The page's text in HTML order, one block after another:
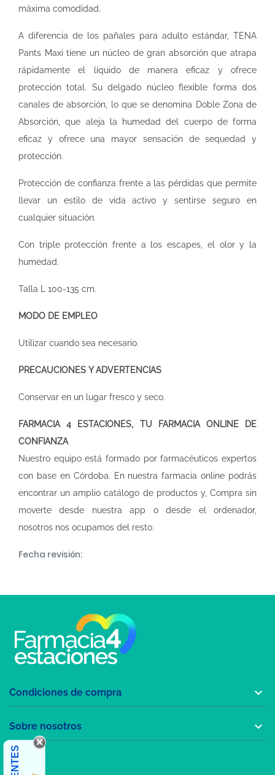
máxima comodidad.
A diferencia de los pañales para adulto estándar, TENA
Pants Maxi tiene un núcleo de gran absorción que atrapa
rápidamente el líquido de manera eficaz y ofrece
protección total. Su delgado núcleo flexible forma dos
canales de absorción, lo que se denomina Doble Zona de
Absorción, que aleja la humedad del cuerpo de forma
eficaz y ofrece una mayor sensación de sequedad y
protección.
Protección de confianza frente a las pérdidas que permite
llevar un estilo de vida activo y sentirse seguro en
cualquier situación.
Con triple protección frente a los escapes, el olor y la
humedad.
Talla L 100-135 cm.
MODO DE EMPLEO
Utilizar cuando sea necesario.
PRECAUCIONES Y ADVERTENCIAS
Conservar en un lugar fresco y seco.
FARMACIA 4 ESTACIONES, TU FARMACIA ONLINE DE
CONFIANZA
Nuestro equipo está formado por farmacéuticos expertos
con base en Córdoba. En nuestrafarmacia online podrás
encontrar un amplio catálogo de productos y, Compra sin
moverte desde nuestra app o desde el ordenador,
nosotros nos ocupamos del resto.
Fecha revisión:
Condiciones de compra 
Sobre nosotros 